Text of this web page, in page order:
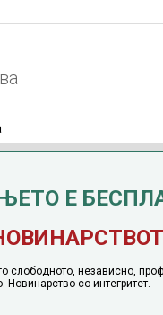
година
Е
слободното, независно,
Новинарство со интегритет.